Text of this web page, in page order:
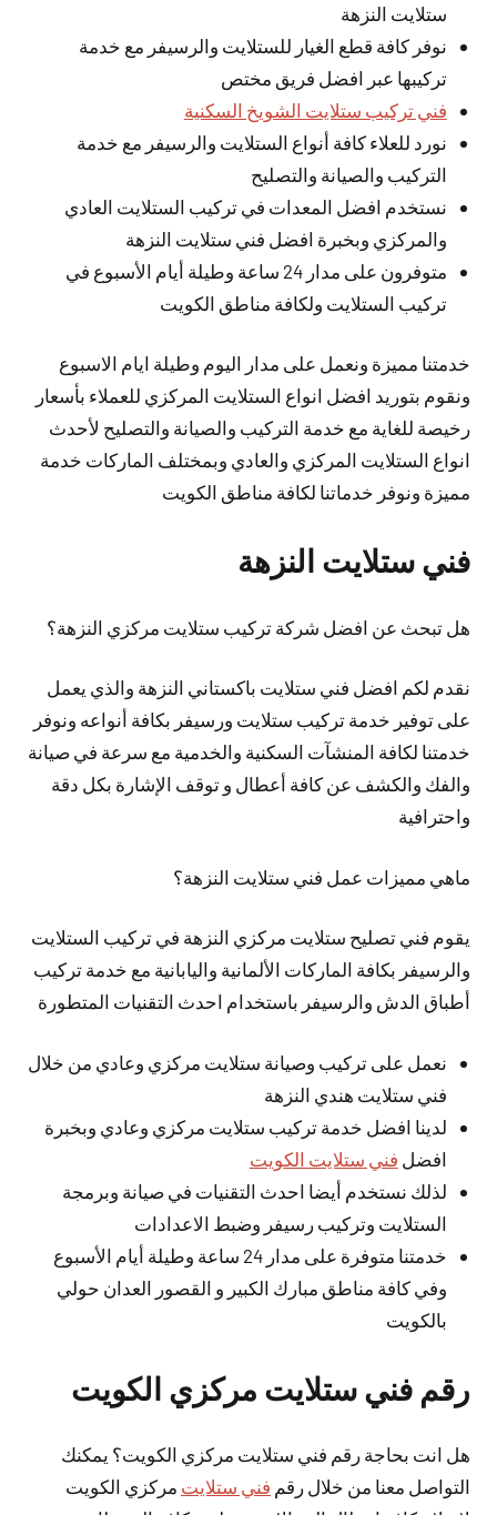
ستلايت النزهة
نوفر كافة قطع الغيار للستلايت والرسيفر مع خدمة
تركيبها عبر افضل فريق مختص
فني تركيب ستلايت الشويخ السكنية
نورد للعلاء كافة أنواع الستلايت والرسيفر مع خدمة
التركيب والصيانة والتصليح
نستخدم افضل المعدات في تركيب الستلايت العادي
والمركزي وبخبرة افضل فني ستلايت النزهة
متوفرون على مدار 24 ساعة وطيلة أيام الأسبوع في
تركيب الستلايت ولكافة مناطق الكويت
خدمتنا مميزة ونعمل على مدار اليوم وطيلة ايام الاسبوع
ونقوم بتوريد افضل انواع الستلايت المركزي للعملاء بأسعار
رخيصة للغاية مع خدمة التركيب والصيانة والتصليح لأحدث
انواع الستلايت المركزي والعادي وبمختلف الماركات خدمة
مميزة ونوفر خدماتنا لكافة مناطق الكويت
فني ستلايت النزهة
هل تبحث عن افضل شركة تركيب ستلايت مركزي النزهة؟
نقدم لكم افضل فني ستلايت باكستاني النزهة والذي يعمل
على توفير خدمة تركيب ستلايت ورسيفر بكافة أنواعه ونوفر
خدمتنا لكافة المنشآت السكنية والخدمية مع سرعة في صيانة
والفك والكشف عن كافة أعطال و توقف الإشارة بكل دقة
واحترافية
ماهي مميزات عمل فني ستلايت النزهة؟
يقوم فني تصليح ستلايت مركزي النزهة في تركيب الستلايت
والرسيفر بكافة الماركات الألمانية واليابانية مع خدمة تركيب
أطباق الدش والرسيفر باستخدام احدث التقنيات المتطورة
نعمل على تركيب وصيانة ستلايت مركزي وعادي من خلال
فني ستلايت هندي النزهة
لدينا افضل خدمة تركيب ستلايت مركزي وعادي وبخبرة
افضل فني ستلايت الكويت
لذلك نستخدم أيضا احدث التقنيات في صيانة وبرمجة
الستلايت وتركيب رسيفر وضبط الاعدادات
خدمتنا متوفرة على مدار 24 ساعة وطيلة أيام الأسبوع
وفي كافة مناطق مبارك الكبير و القصور العدان حولي
بالكويت
رقم فني ستلايت مركزي الكويت
هل انت بحاجة رقم فني ستلايت مركزي الكويت؟ يمكنك
التواصل معنا من خلال رقم فني ستلايت مركزي الكويت